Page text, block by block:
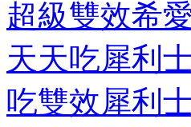
超級雙效希
天天吃犀利
吃雙效犀利